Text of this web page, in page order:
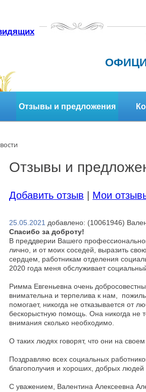
Отзывы и предложения
Отзывы и
Добавить отзыв Мои
25.05.2021 добавлено: (10061946)
Спасибо за доброту!
В преддверии Вашего
лично, и от моих соседей, выразить
сердцем, работникам отделения
2020 года меня обслуживает
Римма Евгеньевна очень
внимательна и терпелива к нам,
помогает, никогда не отказывается от
бескорыстную помощь. Она никогда не
внимания сколько необходимо.
О таких людях говорят, что они на
Поздравляю всех социальных
благополучия и хороших, добрых
С уважением, Валентина Алексеевна